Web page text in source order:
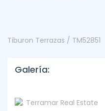
Tiburon Terrazas / TM52851
Galería: